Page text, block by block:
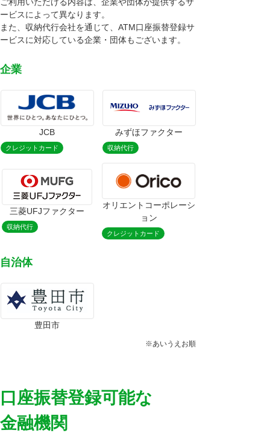
ービスによって異なります。
また、収納代行会社を通じて、ATM口座振替登録サ
ービスに対応している企業・団体もございます。
企業
JCB
クレジットカード
みずほファクター
収納代行
三菱UFJファクター
収納代行
オリエントコーポレーシ
ョン
クレジットカード
自治体
豊田市
※あいうえお順
口座振替登録可能な
金融機関